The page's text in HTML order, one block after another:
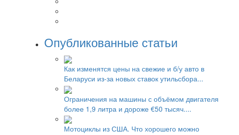
Опубликованные статьи
Как изменятся цены на свежие и б/у авто в
Беларуси из-за новых ставок утильсбора...
Ограничения на машины с объёмом двигателя
более 1,9 литра и дороже €50 тысяч....
Мотоциклы из США. Что хорошего можно